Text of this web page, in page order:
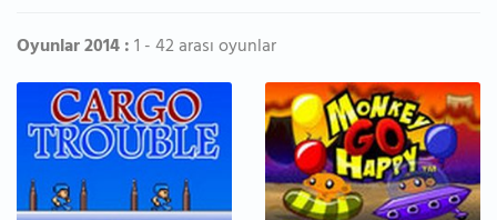
Oyunlar 2014 :1 - 42 arası oyunlar